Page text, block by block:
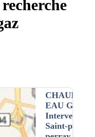
CHAUFFE-
EAU GAZ
Intervention
Saint-